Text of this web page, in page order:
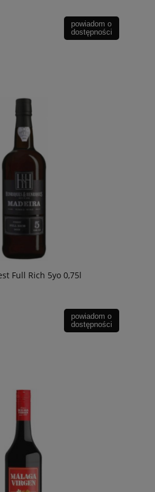
powiadom o
dostępności
Full Rich 5yo 0,75l
powiadom o
dostępności